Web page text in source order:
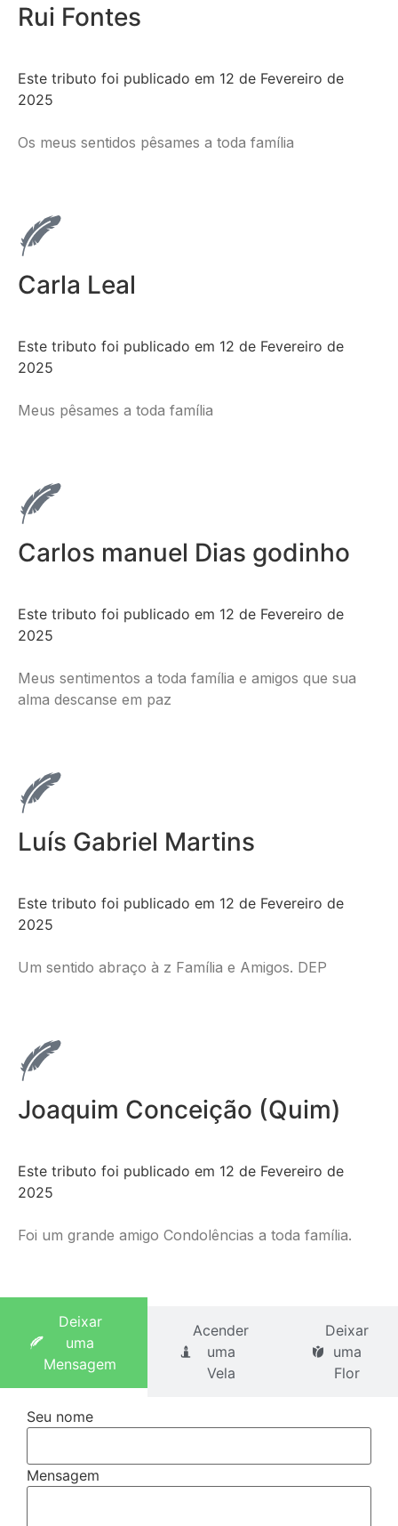
Rui Fontes
Este tributo foi publicado em 12 de Fevereiro de
2025
Os meus sentidos pêsames a toda família
Carla Leal
Este tributo foi publicado em 12 de Fevereiro de
2025
Meus pêsames a toda família
Carlos manuel Dias godinho
Este tributo foi publicado em 12 de Fevereiro de
2025
Meus sentimentos a toda família e amigos que sua
alma descanse em paz
Luís Gabriel Martins
Este tributo foi publicado em 12 de Fevereiro de
2025
Um sentido abraço à z Família e Amigos. DEP
Joaquim Conceição (Quim)
Este tributo foi publicado em 12 de Fevereiro de
2025
Foi um grande amigo Condolências a toda família.
Deixar
uma
Mensagem
Acender
uma
Vela
Deixar
uma
Flor
Seu nome
Mensagem